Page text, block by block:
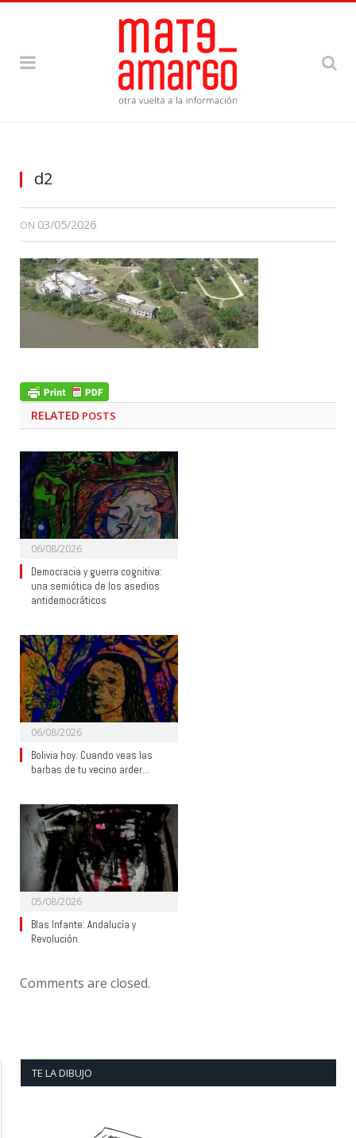
d2
ON 03/05/2026
RELATED POSTS
06/08/2026
Democracia y guerra cognitiva:
una semiótica de los asedios
antidemocráticos
06/08/2026
Bolivia hoy: Cuando veas las
barbas de tu vecino arder…
05/08/2026
Blas Infante: Andalucía y
Revolución.
Comments are closed.
TE LA DIBUJO